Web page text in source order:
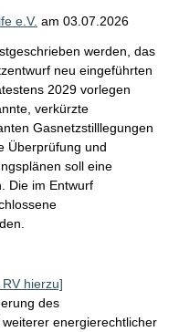
e.V. am 03.07.2026
werden, das
neu eingeführten
2029 vorlegen
verkürzte
Gasnetzstilllegungen
Überprüfung und
soll eine
Die im Entwurf
RV hierzu]
des
energierechtlicher